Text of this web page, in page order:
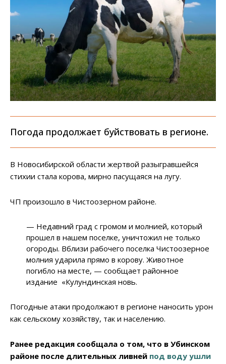
Погода продолжает буйствовать в регионе.
В Новосибирской области жертвой разыгравшейся
стихии стала корова, мирно пасущаяся на лугу.
ЧП произошло в Чистоозерном районе.
— Недавний град с громом и молнией, который
прошел в нашем поселке, уничтожил не только
огороды. Вблизи рабочего поселка Чистоозерное
молния ударила прямо в корову. Животное
погибло на месте, — сообщает районное
издание «Кулундинская новь.
Погодные атаки продолжают в регионе наносить урон
как сельскому хозяйству, так и населению.
Ранее редакция сообщала о том, что в Убинском
районе после длительных ливней под воду ушли